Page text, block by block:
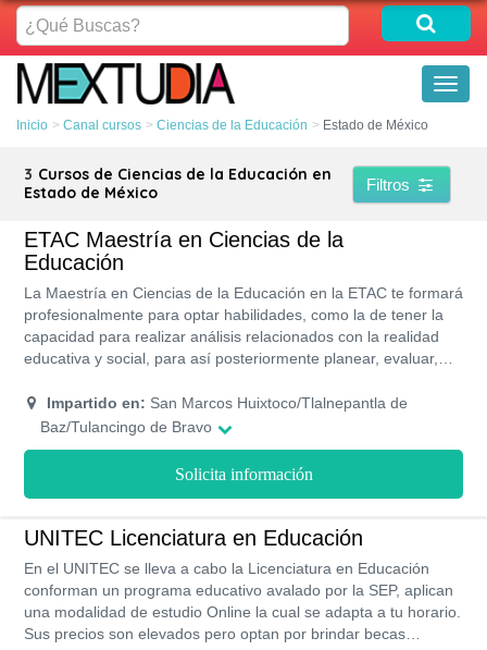
¿Qué
Buscas?
Inicio Canal cursos Ciencias de la Educación Estado de México
3 Cursos de Ciencias de la Educación en
Estado de México
Filtros
ETAC Maestría en Ciencias de la
Educación
La Maestría en Ciencias de la Educación en la ETAC te formará
profesionalmente para optar habilidades, como la de tener la
capacidad para realizar análisis relacionados con la realidad
educativa y social, para así posteriormente planear, evaluar,
mediante estrategias. Este programa de estudios cuenta con
RVOE y acreditación de la SEP por lo que contarás con un
Impartido en: San Marcos Huixtoco/Tlalnepantla de
Baz/Tulancingo de Bravo
Solicita información
UNITEC Licenciatura en Educación
En el UNITEC se lleva a cabo la Licenciatura en Educación
conforman un programa educativo avalado por la SEP, aplican
una modalidad de estudio Online la cual se adapta a tu horario.
Sus precios son elevados pero optan por brindar becas